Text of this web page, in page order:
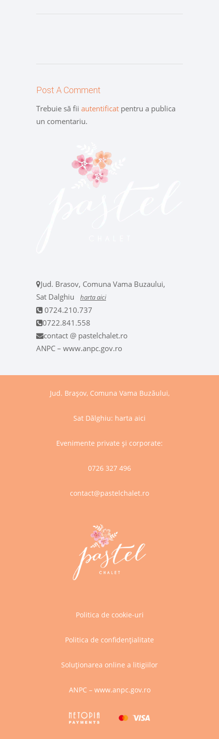
Post A Comment
Trebuie să fii autentificat pentru a publica
un comentariu.
Jud. Brasov, Comuna Vama Buzaului,
Sat Dalghiu
harta aici
0724.210.737
0722.841.558
contact @ pastelchalet.ro
ANPC – www.anpc.gov.ro
Jud. Brașov, Comuna Vama Buzăului,
Sat Dălghiu: harta aici
Evenimente private și corporate:
0726 327 496
contact@pastelchalet.ro
Politica de cookie-uri
Politica de confidențialitate
Soluționarea online a litigiilor
ANPC – www.anpc.gov.ro